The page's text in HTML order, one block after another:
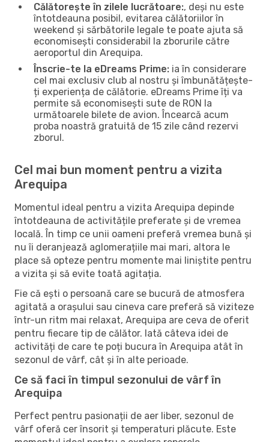
Călătorește în zilele lucrătoare:, deși nu este
întotdeauna posibil, evitarea călătoriilor în
weekend și sărbătorile legale te poate ajuta să
economisești considerabil la zborurile către
aeroportul din Arequipa.
Înscrie-te la eDreams Prime: ia în considerare
cel mai exclusiv club al nostru și îmbunătățește-
ți experiența de călătorie. eDreams Prime îți va
permite să economisești sute de RON la
următoarele bilete de avion. Încearcă acum
proba noastră gratuită de 15 zile când rezervi
zborul.
Cel mai bun moment pentru a vizita
Arequipa
Momentul ideal pentru a vizita Arequipa depinde
întotdeauna de activitățile preferate și de vremea
locală. În timp ce unii oameni preferă vremea bună și
nu îi deranjează aglomerațiile mai mari, altora le
place să opteze pentru momente mai liniștite pentru
a vizita și să evite toată agitația.
Fie că ești o persoană care se bucură de atmosfera
agitată a orașului sau cineva care preferă să viziteze
într-un ritm mai relaxat, Arequipa are ceva de oferit
pentru fiecare tip de călător. Iată câteva idei de
activități de care te poți bucura în Arequipa atât în ​​
sezonul de vârf, cât și în alte perioade.
Ce să faci în timpul sezonului de vârf în
Arequipa
Perfect pentru pasionații de aer liber, sezonul de
vârf oferă cer însorit și temperaturi plăcute. Este